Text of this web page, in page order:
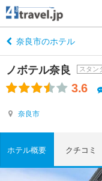
奈良市のホテル
ノボテル奈良 スタン
3.6
奈良市
ホテル概要 クチコミ